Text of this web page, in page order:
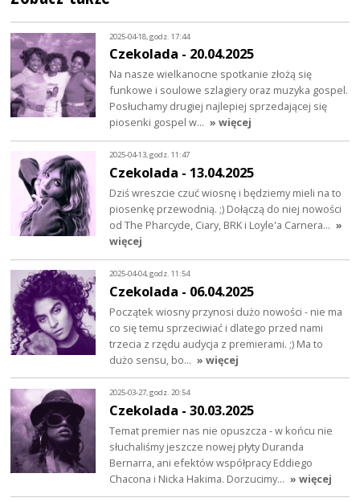
2025-04-18, godz. 17:44
Czekolada - 20.04.2025
Na nasze wielkanocne spotkanie złożą się
funkowe i soulowe szlagiery oraz muzyka gospel.
Posłuchamy drugiej najlepiej sprzedającej się
piosenki gospel w… » więcej
2025-04-13, godz. 11:47
Czekolada - 13.04.2025
Dziś wreszcie czuć wiosnę i będziemy mieli na to
piosenkę przewodnią. ;) Dołączą do niej nowości
od The Pharcyde, Ciary, BRK i Loyle'a Carnera… »
więcej
2025-04-04, godz. 11:54
Czekolada - 06.04.2025
Początek wiosny przynosi dużo nowości - nie ma
co się temu sprzeciwiać i dlatego przed nami
trzecia z rzędu audycja z premierami. ;) Ma to
dużo sensu, bo… » więcej
2025-03-27, godz. 20:54
Czekolada - 30.03.2025
Temat premier nas nie opuszcza - w końcu nie
słuchaliśmy jeszcze nowej płyty Duranda
Bernarra, ani efektów współpracy Eddiego
Chacona i Nicka Hakima. Dorzucimy… » więcej